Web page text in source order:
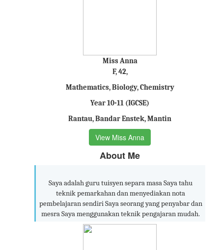
Miss Anna
F, 42,
Mathematics, Biology, Chemistry
Year 10-11 (IGCSE)
Rantau, Bandar Enstek, Mantin
View Miss Anna
About Me
Saya adalah guru tuisyen separa masa Saya tahu
teknik pemarkahan dan menyediakan nota
pembelajaran sendiri Saya seorang yang penyabar dan
mesra Saya menggunakan teknik pengajaran mudah.